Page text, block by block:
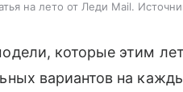
на лето от Леди Mail.
которые этим
вариантов на